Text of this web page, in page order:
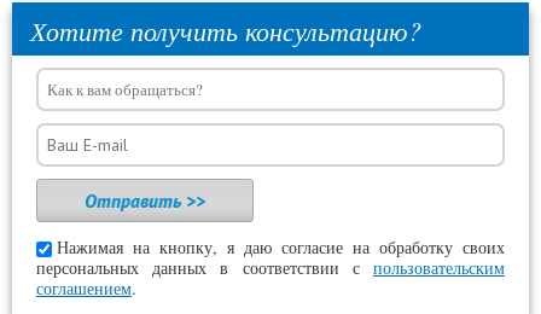
Хотите получить консультацию?
Нажимая на кнопку, я даю согласие на обработку своих
персональных данных в соответствии с пользовательским
соглашением.